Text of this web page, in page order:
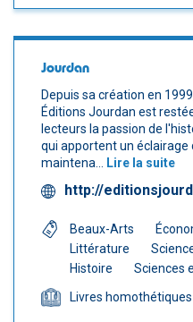
Jourdan
Depuis sa création en
Éditions Jourdan est
lecteurs la passion de
qui apportent un
maintena...
Lire la suite
http://
Beaux-Arts
Littérature
Histoire
Sciences
Livres homothétiques